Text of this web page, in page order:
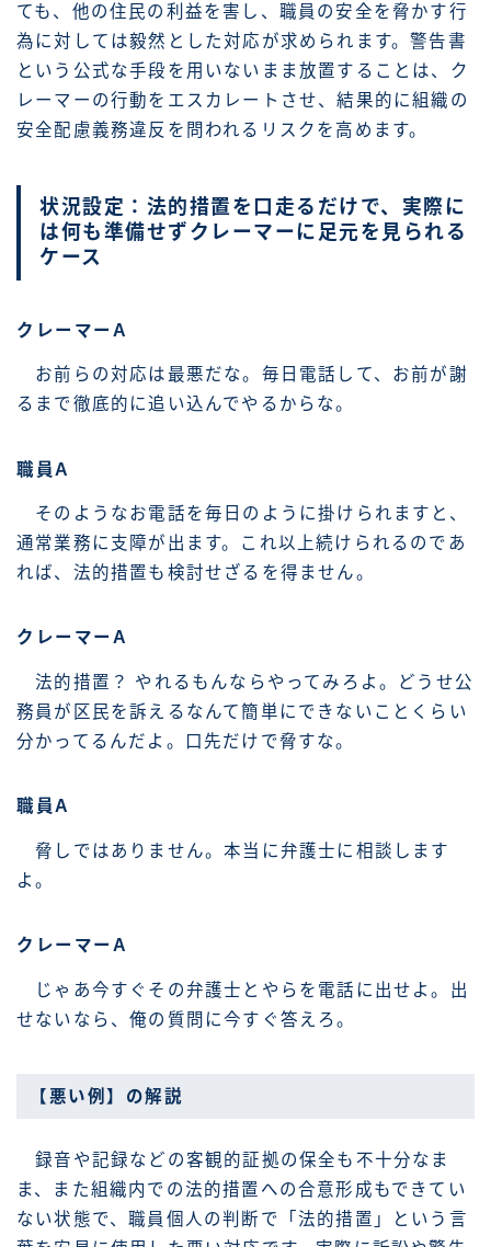
ても、他の住民の利益を害し、職員の安全を脅かす行
為に対しては毅然とした対応が求められます。警告書
という公式な手段を用いないまま放置することは、ク
レーマーの行動をエスカレートさせ、結果的に組織の
安全配慮義務違反を問われるリスクを高めます。
状況設定：法的措置を口走るだけで、実際に
は何も準備せずクレーマーに足元を見られる
ケース
クレーマーA
お前らの対応は最悪だな。毎日電話して、お前が謝
るまで徹底的に追い込んでやるからな。
職員A
そのようなお電話を毎日のように掛けられますと、
通常業務に支障が出ます。これ以上続けられるのであ
れば、法的措置も検討せざるを得ません。
クレーマーA
法的措置？ やれるもんならやってみろよ。どうせ公
務員が区民を訴えるなんて簡単にできないことくらい
分かってるんだよ。口先だけで脅すな。
職員A
脅しではありません。本当に弁護士に相談します
よ。
クレーマーA
じゃあ今すぐその弁護士とやらを電話に出せよ。出
せないなら、俺の質問に今すぐ答えろ。
【悪い例】の解説
録音や記録などの客観的証拠の保全も不十分なま
ま、また組織内での法的措置への合意形成もできてい
ない状態で、職員個人の判断で「法的措置」という言